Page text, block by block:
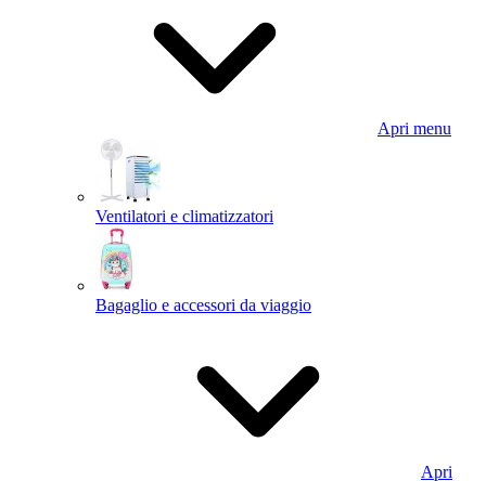
Apri menu
Ventilatori e climatizzatori
Bagaglio e accessori da viaggio
Apri